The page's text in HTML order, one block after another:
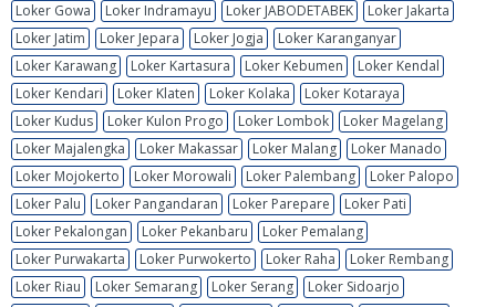
Loker Gowa
Loker Indramayu Loker JABODETABEK
Loker Jakarta
Loker Jatim
Loker Jepara Loker Jogja
Loker Karanganyar
Loker Karawang
Loker Kartasura Loker Kebumen
Loker Kendal
Loker Kendari
Loker Klaten Loker Kolaka
Loker Kotaraya
Loker Kudus
Loker Kulon Progo Loker Lombok
Loker Magelang
Loker Majalengka
Loker Makassar Loker Malang
Loker Manado
Loker Mojokerto
Loker Morowali Loker Palembang
Loker Palopo
Loker Palu
Loker Pangandaran Loker Parepare
Loker Pati
Loker Pekalongan
Loker Pekanbaru
Loker Pemalang
Loker Purwakarta
Loker Purwokerto Loker Raha
Loker Rembang
Loker Riau
Loker Semarang Loker Serang
Loker Sidoarjo